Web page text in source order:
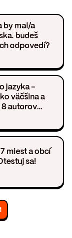
by mal/a
budeš
odpovedí?
jazyka -
väčšina a
8 autorov
miest a obcí
sa!